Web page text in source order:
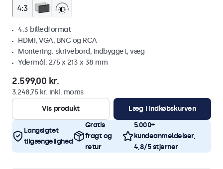
4:3 billedformat
HDMI, VGA, BNC og RCA
Montering: skrivebord, indbygget, væg
Ydermål: 275 x 213 x 38 mm
2.599,00 kr.
3.248,75 kr. inkl. moms
Vis produkt
Læg i indkøbskurven
Langsigtet
tilgængelighed
Gratis
fragt og
retur
5.000+
kundeanmeldelser,
4,8/5 stjerner